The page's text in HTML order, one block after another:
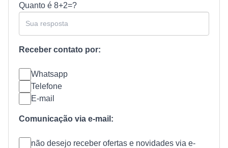
Quanto é 8+2=?
Receber contato por:
Whatsapp
Telefone
E-mail
Comunicação via e-mail:
não desejo receber ofertas e novidades via e-